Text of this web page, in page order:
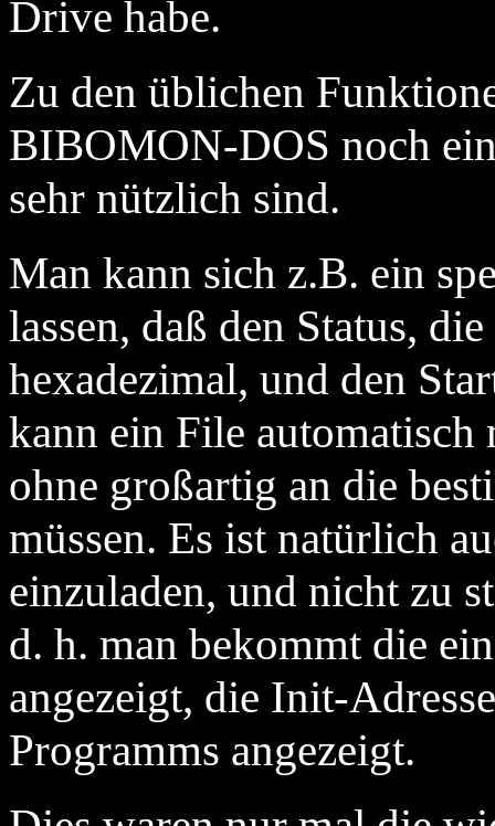
Drive habe.
Zu den üblichen
BIBOMON-DOS noch
sehr nützlich sind.
Man kann sich z.B. ein
lassen, daß den Status,
hexadezimal, und den
kann ein File automatisch
ohne großartig an die
müssen. Es ist natürlich
einzuladen, und nicht zu
d. h. man bekommt die
angezeigt, die Init-
Programms angezeigt.